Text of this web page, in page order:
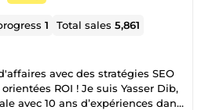
1 Total sales5,861
avec des stratégies SEO
! Je suis Yasser Dib,
avec 10 ans d’expériences dans